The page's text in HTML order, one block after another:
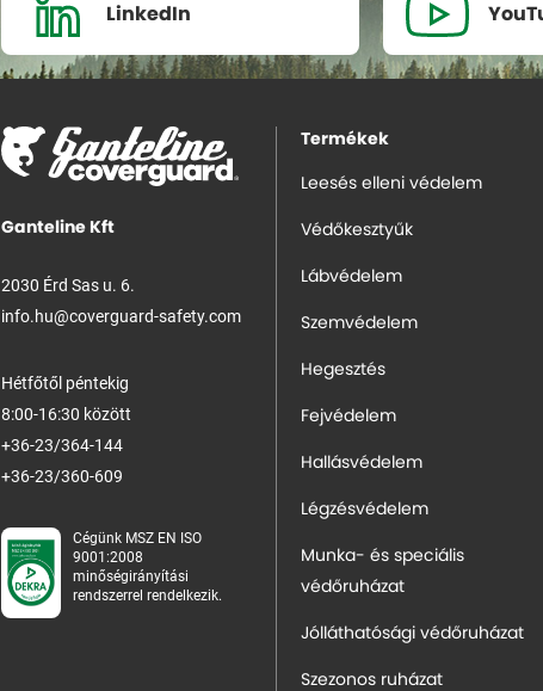
LinkedIn
Ganteline Kft
2030 Érd Sas u. 6.
info.hu@coverguard-safety.com
Hétfőtől péntekig
8:00-16:30 között
+36-23/364-144
+36-23/360-609
Cégünk MSZ EN ISO
9001:2008
minőségirányítási
rendszerrel rendelkezik.
Termékek
Leesés elleni védelem
Védőkesztyűk
Lábvédelem
Szemvédelem
Hegesztés
Fejvédelem
Hallásvédelem
Légzésvédelem
Munka- és speciális
védőruházat
Jólláthatósági védőruházat
Szezonos ruházat